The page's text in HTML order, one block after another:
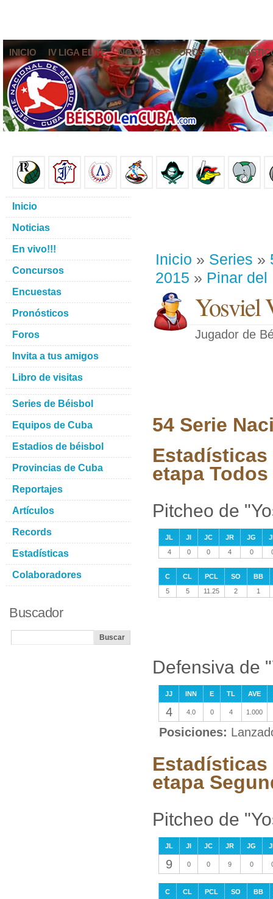
INICIO IV LIGA ELITE NOTICIAS FOROS
Inicio » Series »
2015 » Pinar del
Yosviel
Jugador de
54 Serie
Estadísticas
etapa
Pitcheo de
JL JI JC JR JG
4
0 0 4 0
C CL PCL SO
BB
5
5 11.25 2 1
Defensiva de
JJ INN E TL AVE
4 4.0 0 4 1.000
Posiciones:
Estadísticas
etapa
Pitcheo de
JL JI JC JR JG
9 0 0 9 0
C CL PCL SO BB
Inicio
Noticias
En vivo!!!
Concursos
Encuestas
Pronósticos
Foros
Invita a tus amigos
Libro de visitas
Series de Béisbol
Equipos de Cuba
Estadios de béisbol
Provincias de Cuba
Reportajes
Artículos
Records
Estadísticas
Colaboradores
Buscador